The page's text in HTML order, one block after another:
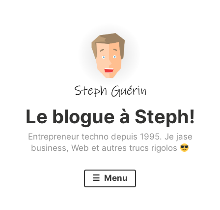
Le blogue à Steph!
Entrepreneur techno depuis 1995. Je jase
business, Web et autres trucs rigolos
Menu